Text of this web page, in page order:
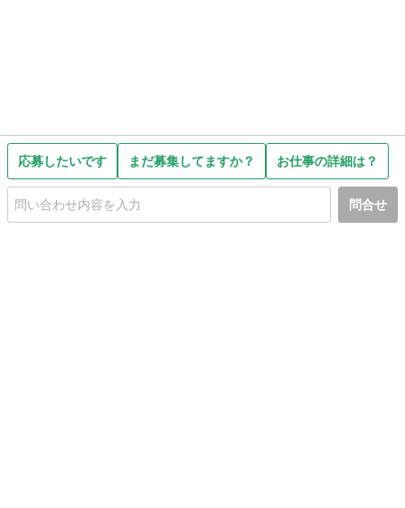
応募したいです まだ募集してますか？ お仕事の詳細は？
問合せ